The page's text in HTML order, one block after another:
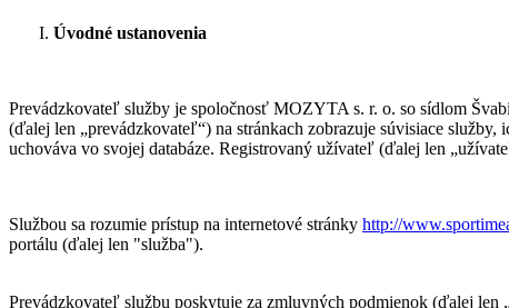
Úvodné ustanovenia
Prevádzkovateľ služby je spoločnosť MOZYTA s. r. o. so sídlom
(ďalej len „prevádzkovateľ“) na stránkach zobrazuje súvisiace
uchováva vo svojej databáze. Registrovaný užívateľ (ďalej len
Službou sa rozumie prístup na internetové stránky http://
portálu (ďalej len "služba").
Prevádzkovateľ službu poskytuje za zmluvných podmienok (ďalej